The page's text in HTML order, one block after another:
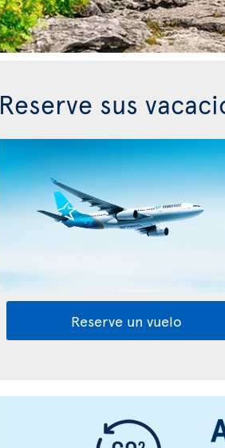
Reserve sus
Reserve un vuelo